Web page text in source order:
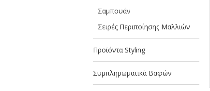
Σαμπουάν
Σειρές Περιποίησης Μαλλιών
Προϊόντα Styling
Συμπληρωματικά Βαφών